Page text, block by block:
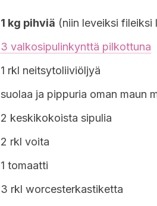
1 kg pihviä (niin leveiksi fileiksi
3 valkosipulinkynttä pilkottuna
1 rkl neitsytoliiviöljyä
suolaa ja pippuria oman maun
2 keskikokoista sipulia
2 rkl voita
1 tomaatti
3 rkl worcesterkastiketta